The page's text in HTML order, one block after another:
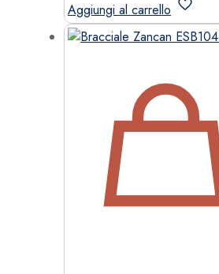
Aggiungi al carrello